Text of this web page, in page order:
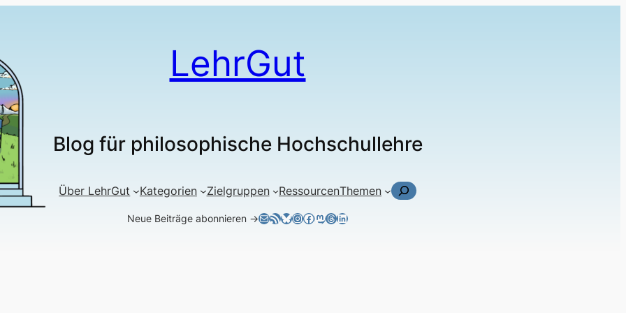
LehrGut
Blog für philosophische Hochschullehre
Über LehrGut Kategorien Zielgruppen RessourcenThemen Suchen
Neue Beiträge abonnieren →E-MailRSS-FeedBluesky
Instagram
Facebook
Mastodon
Threads
LinkedIn